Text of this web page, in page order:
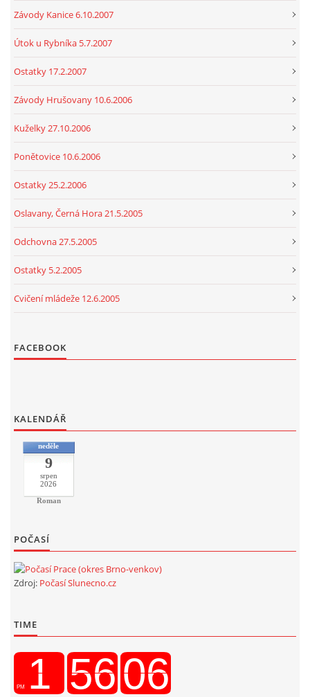
Závody Kanice 6.10.2007
Útok u Rybníka 5.7.2007
Ostatky 17.2.2007
Závody Hrušovany 10.6.2006
Kuželky 27.10.2006
Ponětovice 10.6.2006
Ostatky 25.2.2006
Oslavany, Černá Hora 21.5.2005
Odchovna 27.5.2005
Ostatky 5.2.2005
Cvičení mládeže 12.6.2005
FACEBOOK
KALENDÁŘ
neděle
9
srpen
2026
Roman
POČASÍ
Zdroj: Počasí Slunecno.cz
TIME